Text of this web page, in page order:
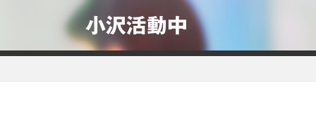
小沢活動中